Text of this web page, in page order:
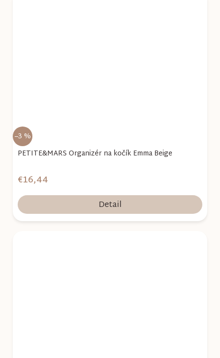
–3 %
PETITE&MARS Organizér na kočík Emma Beige
€16,44
Detail